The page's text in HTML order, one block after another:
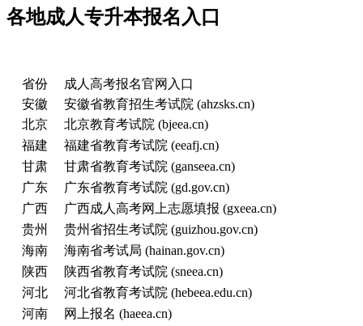
各地成人专升本报名入口
省份
成人高考报名官网入口
安徽
安徽省教育招生考试院 (ahzsks.cn)
北京
北京教育考试院 (bjeea.cn)
福建
福建省教育考试院 (eeafj.cn)
甘肃
甘肃省教育考试院 (ganseea.cn)
广东
广东省教育考试院 (gd.gov.cn)
广西
广西成人高考网上志愿填报 (gxeea.cn)
贵州
贵州省招生考试院 (guizhou.gov.cn)
海南
海南省考试局 (hainan.gov.cn)
陕西
陕西省教育考试院 (sneea.cn)
河北
河北省教育考试院 (hebeea.edu.cn)
河南
网上报名 (haeea.cn)